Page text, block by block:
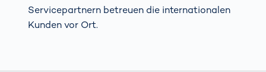
Servicepartnern betreuen die internationalen
Kunden vor Ort.